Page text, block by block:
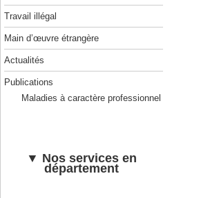
Travail illégal
Main d’œuvre étrangère
Actualités
Publications
Maladies à caractère professionnel
▼ Nos services en
département